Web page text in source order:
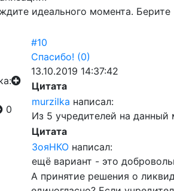
идеального момента.
0
#10
Спасибо! (0)
13.10.2019 14:37:42
Цитата
murzilka написал:
Из 5 учредителей на данный
Цитата
ЗояНКО написал:
ещё вариант - это
А принятие решения о